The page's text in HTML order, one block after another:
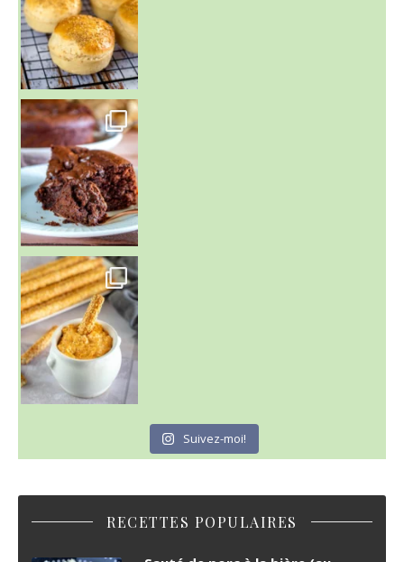
~ GÂTEAU FONDANT CHOCO NOISETTE ~
C'est lundi
Suivez-moi!
RECETTES POPULAIRES